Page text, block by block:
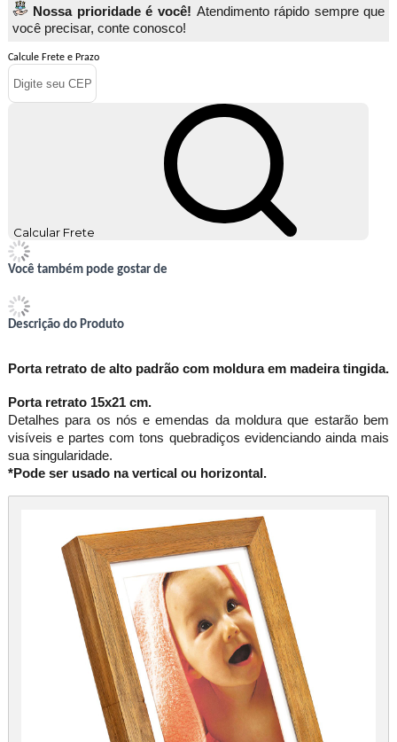
Nossa prioridade é você! Atendimento rápido sempre que
você precisar, conte conosco!
Calcule Frete e Prazo
Calcular Frete
Você também pode gostar de
Descrição do Produto
Porta retrato de alto padrão com moldura em madeira tingida.
Porta retrato 15x21 cm.
Detalhes para os nós e emendas da moldura que estarão bem
visíveis e partes com tons quebradiços evidenciando ainda mais
sua singularidade.
*Pode ser usado na vertical ou horizontal.